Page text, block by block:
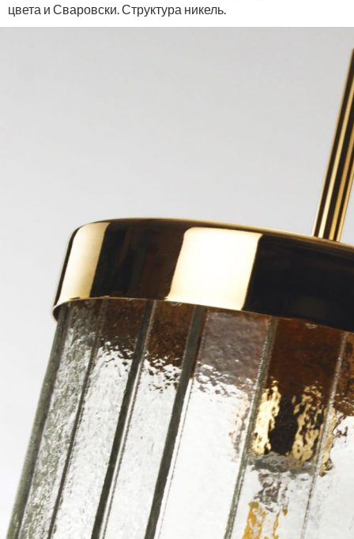
цвета и Сваровски. Структура никель.